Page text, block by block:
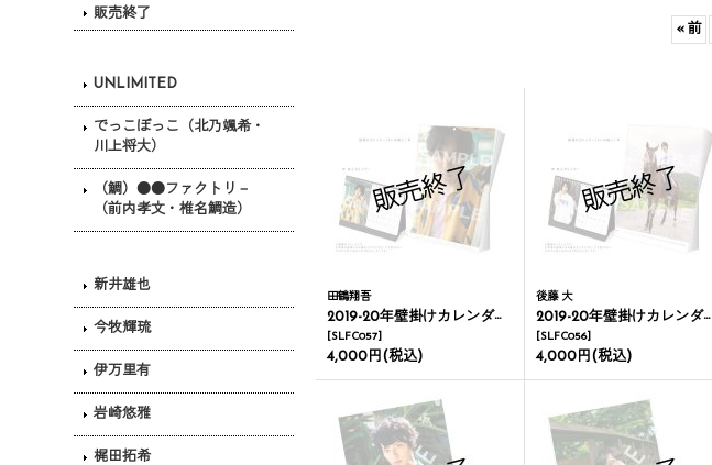
販売終了
UNLIMITED
でっこぼっこ（北乃颯希・
川上将大）
（鯛）●●ファクトリ－
（前内孝文・椎名鯛造）
新井雄也
今牧輝琉
伊万里有
岩崎悠雅
梶田拓希
« 前
田鶴翔吾
2019-20年壁掛けカレンダー＆卓上カレンダー
[SLFC057]
4,000円 (税込)
後藤 大
2019-20年壁掛けカレンダー＆卓上カレンダー
[SLFC056]
4,000円 (税込)